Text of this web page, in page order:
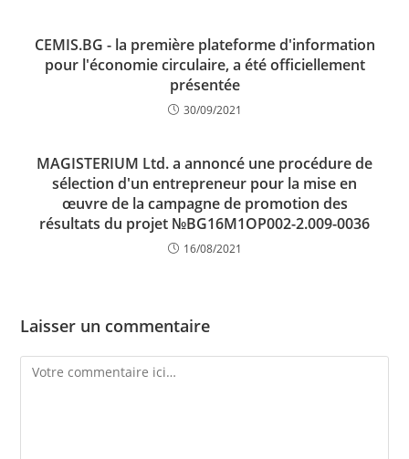
CEMIS.BG - la première plateforme d'information
pour l'économie circulaire, a été officiellement
présentée
30/09/2021
MAGISTERIUM Ltd. a annoncé une procédure de
sélection d'un entrepreneur pour la mise en
œuvre de la campagne de promotion des
résultats du projet №BG16M1OP002-2.009-0036
16/08/2021
Laisser un commentaire